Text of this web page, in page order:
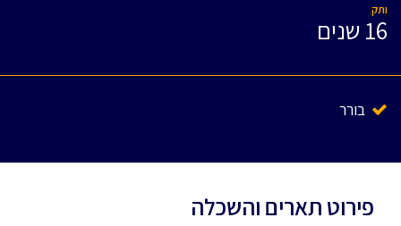
ותק
16 שנים
בורר
פירוט תארים והשכלה